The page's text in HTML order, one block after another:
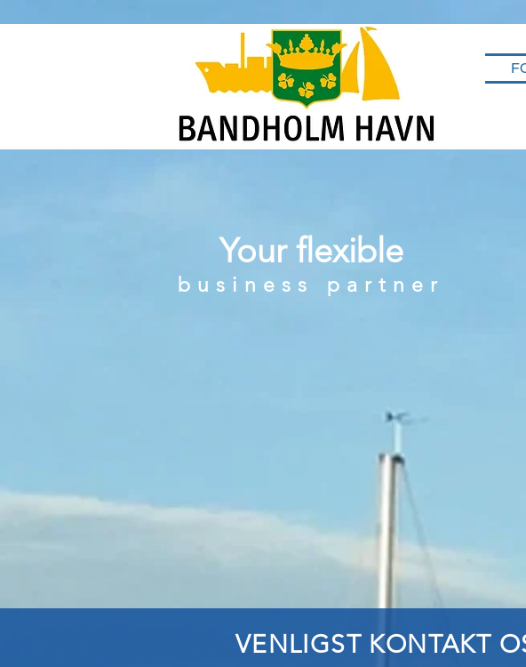
Your flexible
business partner
VENLIGST KONTAKT